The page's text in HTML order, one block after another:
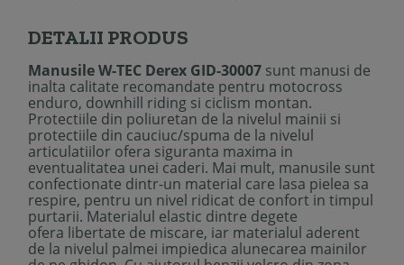
DETALII PRODUS
Manusile W-TEC Derex GID-30007 sunt manusi de
inalta calitate recomandate pentru motocross
enduro, downhill riding si ciclism montan.
Protectiile din poliuretan de la nivelul mainii si
protectiile din cauciuc/spuma de la nivelul
articulatiilor ofera siguranta maxima in
eventualitatea unei caderi. Mai mult, manusile sunt
confectionate dintr-un material care lasa pielea sa
respire, pentru un nivel ridicat de confort in timpul
purtarii. Materialul elastic dintre degete
ofera libertate de miscare, iar materialul aderent
de la nivelul palmei impiedica alunecarea mainilor